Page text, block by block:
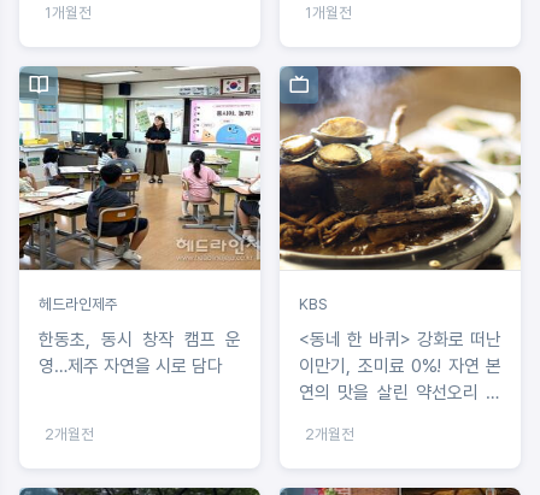
1개월전 1개월전
헤드라인제주
한동초, 동시 창작 캠프 운
영…제주 자연을 시로 담다
2개월전
KBS
<동네 한 바퀴> 강화로 떠난
이만기, 조미료 0%! 자연 본
연의 맛을 살린 약선오리 한
2개월전